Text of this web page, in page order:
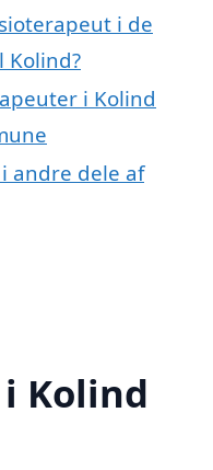
i de
i Kolind
andre dele af
Kolind